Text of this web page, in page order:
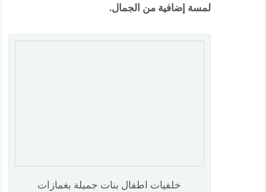
لمسة إضافية من الجمال.
خلفيات اطفال بنات جميلة بغمازات